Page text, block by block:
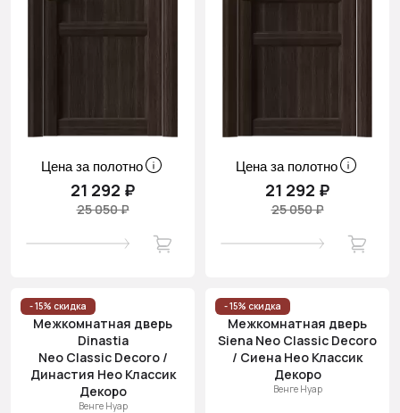
Цена за полотно
21 292 ₽
25 050 ₽
Цена за полотно
21 292 ₽
25 050 ₽
- 15% скидка
Межкомнатная дверь
Dinastia
Neo Classic Decoro /
Династия Нео Классик
Декоро
Венге Нуар
- 15% скидка
Межкомнатная дверь
Siena Neo Classic Decoro
/ Сиена Нео Классик
Декоро
Венге Нуар